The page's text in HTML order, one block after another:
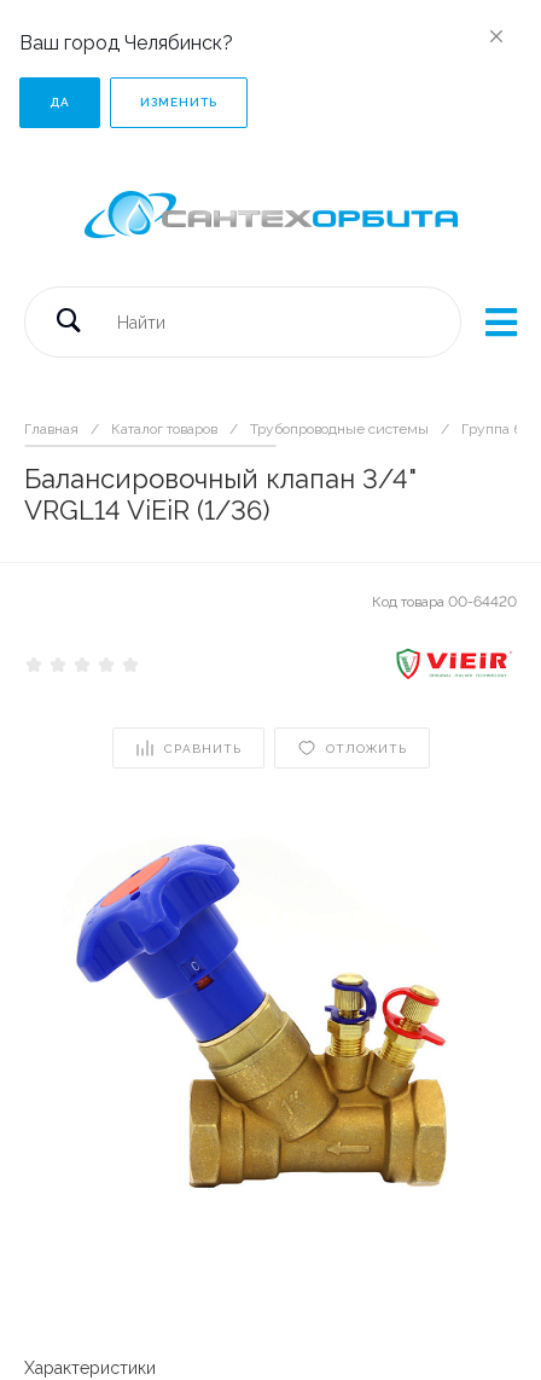
Ваш город Челябинск?
ДА ИЗМЕНИТЬ
Главная / Каталог товаров / Трубопроводные системы / Группа
Балансировочный клапан 3/4"
VRGL14 ViEiR (1/36)
Код товара 00-64420
СРАВНИТЬ ОТЛОЖИТЬ
Характеристики